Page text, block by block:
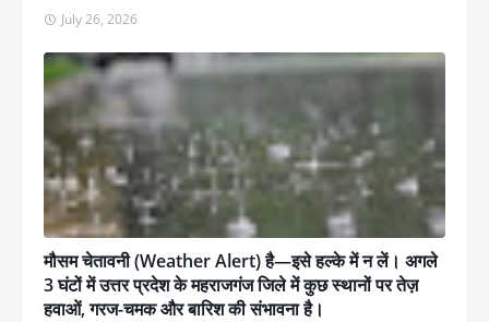
July 26, 2026
मौसम चेतावनी (Weather Alert) है—इसे हल्के में न लें। अगले
3 घंटों में उत्तर प्रदेश के महराजगंज जिले में कुछ स्थानों पर तेज़
हवाओं, गरज-चमक और बारिश की संभावना है।